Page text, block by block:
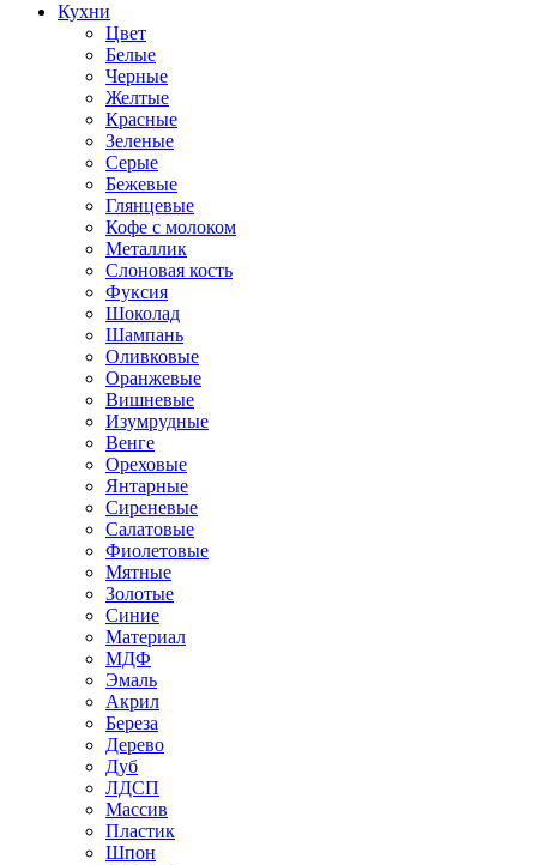
Кухни
Цвет
Белые
Черные
Желтые
Красные
Зеленые
Серые
Бежевые
Глянцевые
Кофе с молоком
Металлик
Слоновая кость
Фуксия
Шоколад
Шампань
Оливковые
Оранжевые
Вишневые
Изумрудные
Венге
Ореховые
Янтарные
Сиреневые
Салатовые
Фиолетовые
Мятные
Золотые
Синие
Материал
МДФ
Эмаль
Акрил
Береза
Дерево
Дуб
ЛДСП
Массив
Пластик
Шпон